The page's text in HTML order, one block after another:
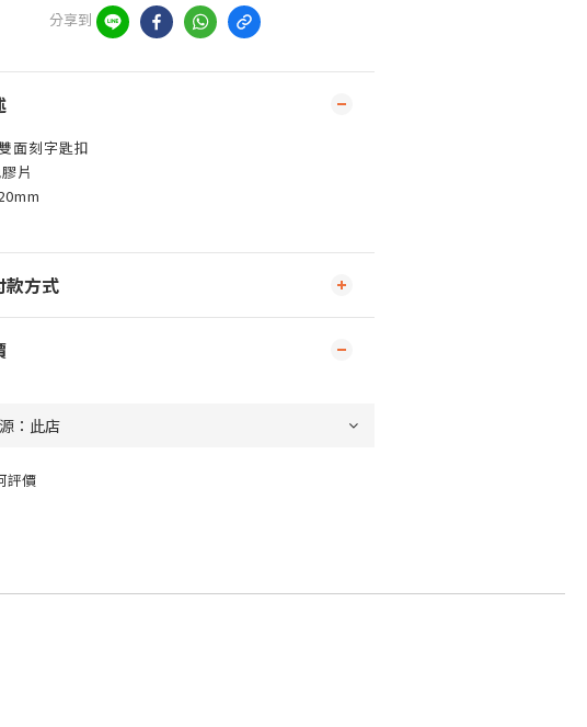
分享到
面刻字匙扣
片
款方式
評價